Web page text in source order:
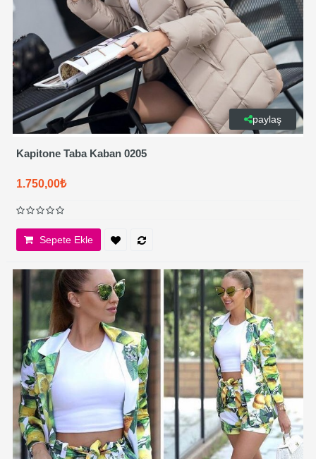
paylaş
Kapitone Taba Kaban 0205
1.750,00₺
Sepete Ekle